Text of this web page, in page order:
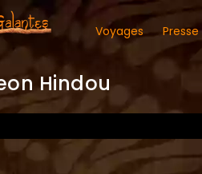
Voyages Presse
Hindou